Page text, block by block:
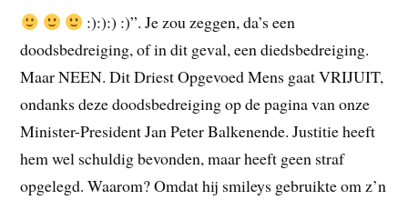
:):):) :)”. Je zou zeggen, da’s een
doodsbedreiging, of in dit geval, een diedsbedreiging.
Maar NEEN. Dit Driest Opgevoed Mens gaat VRIJUIT,
ondanks deze doodsbedreiging op de pagina van onze
Minister-President Jan Peter Balkenende. Justitie heeft
hem wel schuldig bevonden, maar heeft geen straf
opgelegd. Waarom? Omdat hij smileys gebruikte om z’n